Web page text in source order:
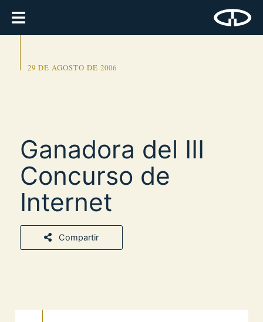
29 DE AGOSTO DE 2006
Ganadora del III
Concurso de
Internet
Compartir